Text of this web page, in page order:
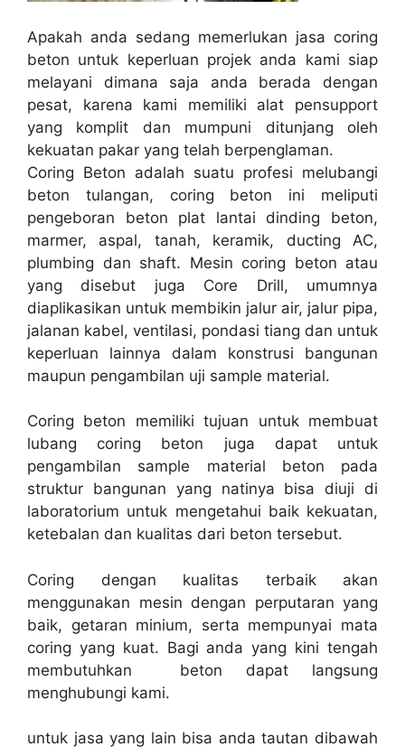
Apakah anda sedang memerlukan jasa coring
beton untuk keperluan projek anda kami siap
melayani dimana saja anda berada dengan
pesat, karena kami memiliki alat pensupport
yang komplit dan mumpuni ditunjang oleh
kekuatan pakar yang telah berpenglaman.
Coring Beton adalah suatu profesi melubangi
beton tulangan, coring beton ini meliputi
pengeboran beton plat lantai dinding beton,
marmer, aspal, tanah, keramik, ducting AC,
plumbing dan shaft. Mesin coring beton atau
yang disebut juga Core Drill, umumnya
diaplikasikan untuk membikin jalur air, jalur pipa,
jalanan kabel, ventilasi, pondasi tiang dan untuk
keperluan lainnya dalam konstrusi bangunan
maupun pengambilan uji sample material.
Coring beton memiliki tujuan untuk membuat
lubang coring beton juga dapat untuk
pengambilan sample material beton pada
struktur bangunan yang natinya bisa diuji di
laboratorium untuk mengetahui baik kekuatan,
ketebalan dan kualitas dari beton tersebut.
Coring dengan kualitas terbaik akan
menggunakan mesin dengan perputaran yang
baik, getaran minium, serta mempunyai mata
coring yang kuat. Bagi anda yang kini tengah
membutuhkan beton dapat langsung
menghubungi kami.
untuk jasa yang lain bisa anda tautan dibawah